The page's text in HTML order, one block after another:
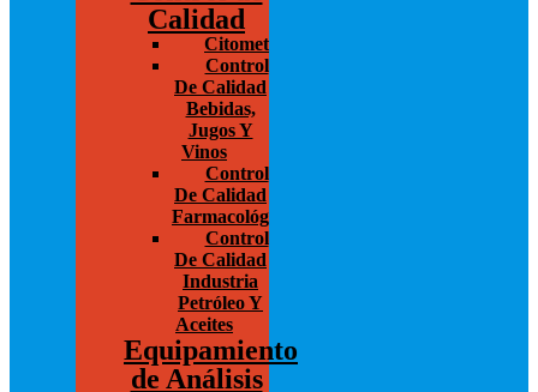
Calidad
Citometría
Control
De Calidad
Bebidas,
Jugos Y
Vinos
Control
De Calidad
Farmacológico
Control
De Calidad
Industria
Petróleo Y
Aceites
Equipamiento
de Análisis